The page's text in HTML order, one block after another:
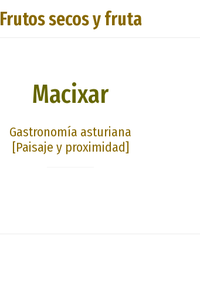
Frutos secos y fruta
Macixar
Gastronomía asturiana
[Paisaje y proximidad]